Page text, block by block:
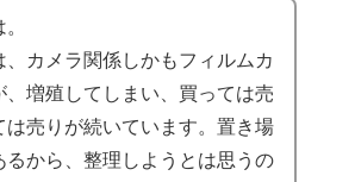
、カメラ関係しかもフィルムカ
、増殖してしまい、買っては売
は売りが続いています。置き場
るから、整理しようとは思うの